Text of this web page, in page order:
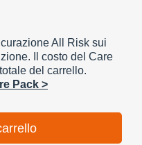
All Risk sui
Il costo del Care
del carrello.
Pack >